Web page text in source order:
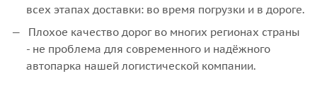
всех этапах доставки: во время погрузки и в дороге.
Плохое качество дорог во многих регионах страны
- не проблема для современного и надёжного
автопарка нашей логистической компании.